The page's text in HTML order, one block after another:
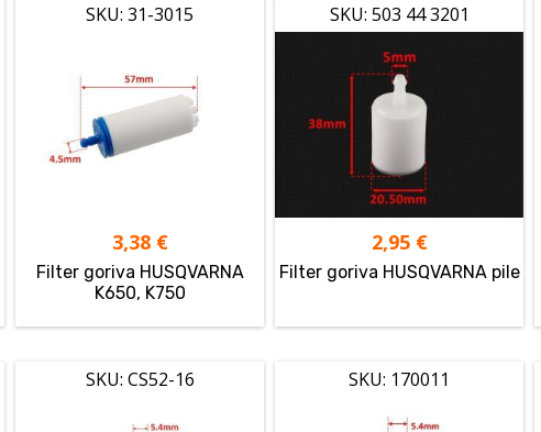
SKU: 31-3015
3,38 €
Filter goriva HUSQVARNA
K650, K750
SKU: 503 44 3201
2,95 €
Filter goriva HUSQVARNA pile
SKU: CS52-16 SKU: 170011